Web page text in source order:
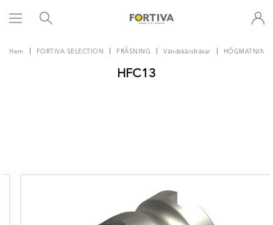
Hem FORTIVA SELECTION FRÄSNING Vändskärsfräsar
HFC13